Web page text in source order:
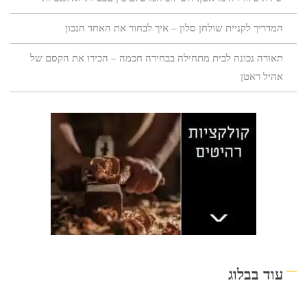
המדריך לקניית שולחן סלון – איך לבחור את האחד הנכון
תאורה נכונה לבית מתחילה בבחירה חכמה – הכירו את הקסם של
אהיל ראטן
עוד בבלוג